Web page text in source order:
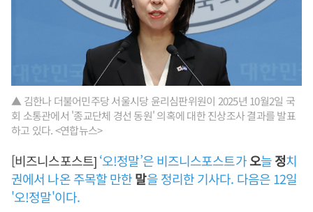
▲ 김한나 더불어민주당 서울시당 윤리심판위원이 2025년 10월2일 국
회 소통관에서 '종교단체 경선 동원' 의혹에 대한 진상조사 결과를 발표
하고 있다. <연합뉴스>
[비즈니스포스트]‘오!정말’은 비즈니스포스트가오늘정치
권에서 나온 주목할 만한말을 정리한 기사다. 다음은 12일
'오!정말'이다.